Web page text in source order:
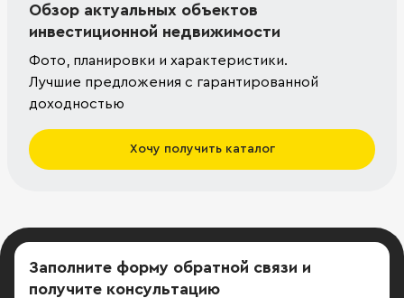
Обзор актуальных объектов
инвестиционной недвижимости
Фото, планировки и характеристики.
Лучшие предложения с гарантированной
доходностью
Хочу получить каталог
Заполните форму обратной связи и
получите консультацию